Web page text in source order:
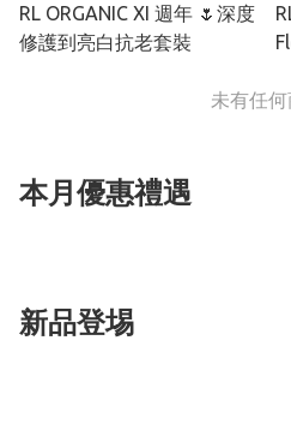
RL ORGANIC XI 週年 🌷深度
修護到亮白抗老套裝
未有任
本月優惠禮遇
新品登埸